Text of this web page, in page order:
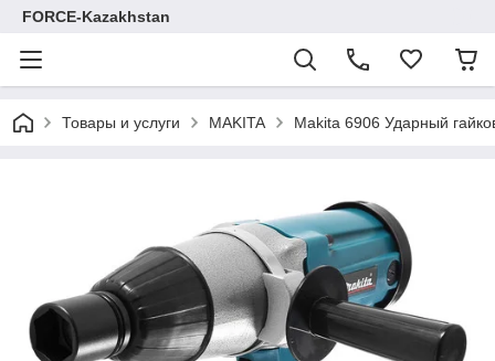
FORCE-Kazakhstan
Товары и услуги MAKITA Makita 6906 Ударный